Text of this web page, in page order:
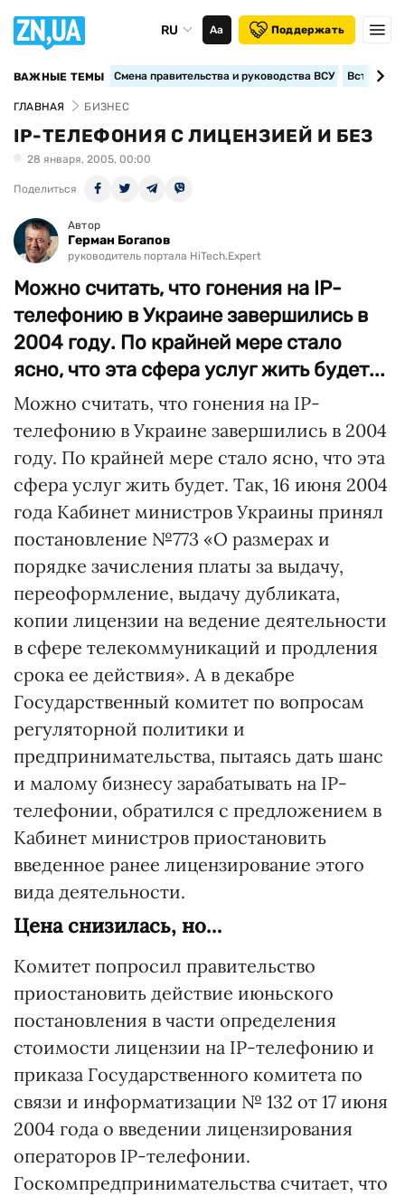
RU Аа Поддержать
ВАЖНЫЕ ТЕМЫ Смена правительства и руководства ВСУ
ГЛАВНАЯ БИЗНЕС
IP-ТЕЛЕФОНИЯ С ЛИЦЕНЗИЕЙ И БЕЗ
28 января, 2005, 00:00
Поделиться
Автор
Герман Богапов
руководитель портала HiTech.Expert
Можно считать, что гонения на IP-
телефонию в Украине завершились в
2004 году. По крайней мере стало
ясно, что эта сфера услуг жить будет...
Можно считать, что гонения на IP-
телефонию в Украине завершились в 2004
году. По крайней мере стало ясно, что эта
сфера услуг жить будет. Так, 16 июня 2004
года Кабинет министров Украины принял
постановление №773 «О размерах и
порядке зачисления платы за выдачу,
переоформление, выдачу дубликата,
копии лицензии на ведение деятельности
в сфере телекоммуникаций и продления
срока ее действия». А в декабре
Государственный комитет по вопросам
регуляторной политики и
предпринимательства, пытаясь дать шанс
и малому бизнесу зарабатывать на IP-
телефонии, обратился с предложением в
Кабинет министров приостановить
введенное ранее лицензирование этого
вида деятельности.
Цена снизилась, но…
Комитет попросил правительство
приостановить действие июньского
постановления в части определения
стоимости лицензии на IP-телефонию и
приказа Государственного комитета по
связи и информатизации № 132 от 17 июня
2004 года о введении лицензирования
операторов IP-телефонии.
Госкомпредпринимательства считает, что